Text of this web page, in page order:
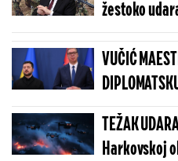
žestoko
VUČIĆ
Beogradu
TEŽAK
Harkovskoj